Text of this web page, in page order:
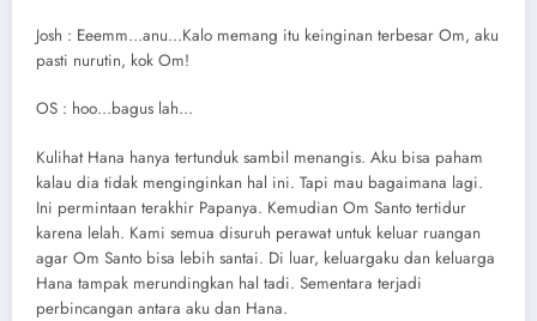
Josh : Eeemm…anu…Kalo memang itu keinginan terbesar Om, aku
pasti nurutin, kok Om!
OS : hoo…bagus lah…
Kulihat Hana hanya tertunduk sambil menangis. Aku bisa paham
kalau dia tidak menginginkan hal ini. Tapi mau bagaimana lagi.
Ini permintaan terakhir Papanya. Kemudian Om Santo tertidur
karena lelah. Kami semua disuruh perawat untuk keluar ruangan
agar Om Santo bisa lebih santai. Di luar, keluargaku dan keluarga
Hana tampak merundingkan hal tadi. Sementara terjadi
perbincangan antara aku dan Hana.